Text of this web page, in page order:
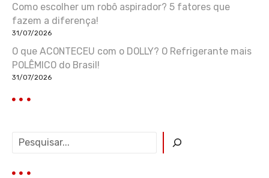
Como escolher um robô aspirador? 5 fatores que
fazem a diferença!
31/07/2026
O que ACONTECEU com o DOLLY? O Refrigerante mais
POLÊMICO do Brasil!
31/07/2026
q